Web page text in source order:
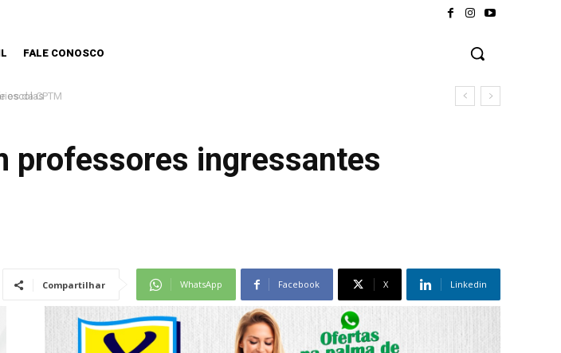
FALE CONOSCO
da CPTM
professores ingressantes
Compartilhar WhatsApp Facebook X Linkedin